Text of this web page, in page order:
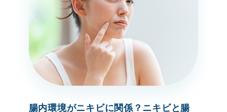
腸内環境がニキビに関係？ニキビと腸